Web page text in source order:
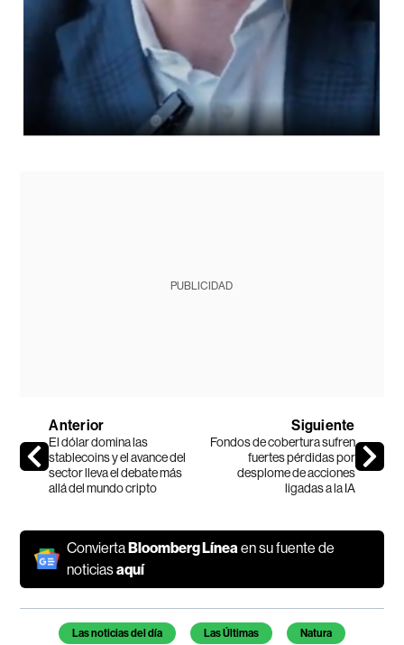
PUBLICIDAD
Anterior
El dólar domina las
stablecoins y el avance del
sector lleva el debate más
allá del mundo cripto
Siguiente
Fondos de cobertura sufren
fuertes pérdidas por
desplome de acciones
ligadas a la IA
ConviertaBloomberg Línea en su fuente de
noticiasaquí
Temas de este artículo
Las noticias del día Las Últimas Natura